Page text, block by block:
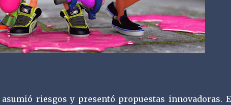
riesgos y presentó propuestas innovadoras.